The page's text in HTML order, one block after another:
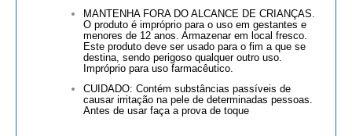
MANTENHA FORA DO ALCANCE DE CRIANÇAS.
O produto é impróprio para o uso em gestantes e
menores de 12 anos. Armazenar em local fresco.
Este produto deve ser usado para o fim a que se
destina, sendo perigoso qualquer outro uso.
Impróprio para uso farmacêutico.
CUIDADO: Contém substâncias passíveis de
causar irritação na pele de determinadas pessoas.
Antes de usar faça a prova de toque